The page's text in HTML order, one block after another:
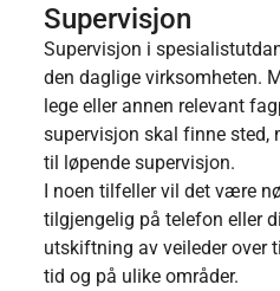
Supervisjon
Supervisjon i
den daglige virksomheten.
lege eller annen relevant
supervisjon skal finne sted,
til løpende supervisjon.
I noen tilfeller vil det være
tilgjengelig på telefon eller
utskiftning av veileder over
tid og på ulike områder.